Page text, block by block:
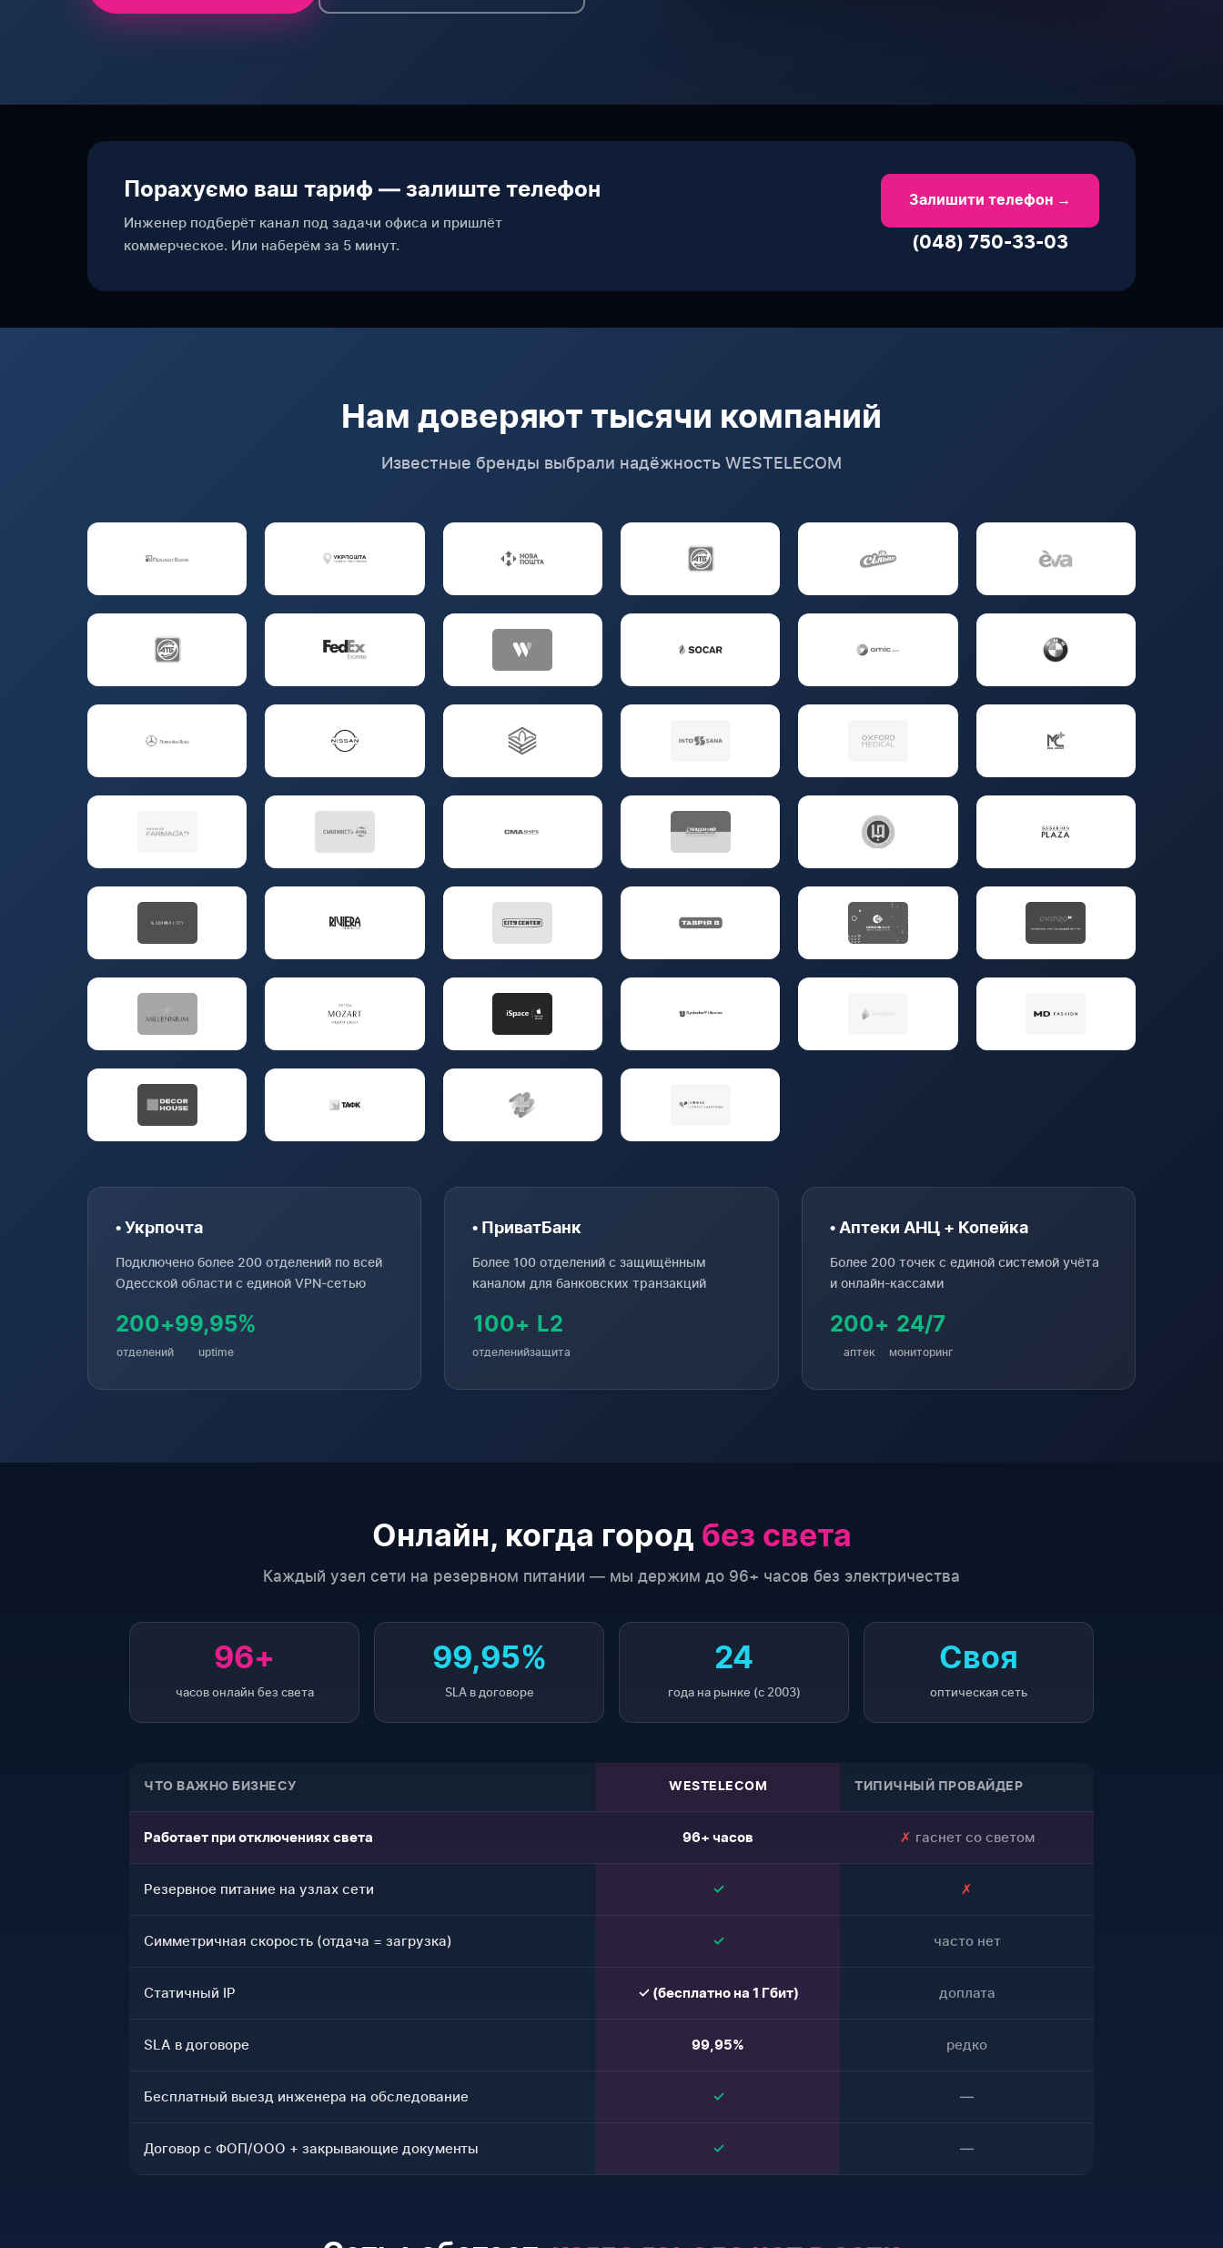
Порахуємо ваш тариф — залиште телефон
Инженер подберёт канал под задачи офиса и пришлёт
коммерческое. Или наберём за 5 минут.
Залишити телефон →
(048) 750-33-03
Нам доверяют тысячи компаний
Известные бренды выбрали надёжность WESTELECOM
• Укрпочта
Подключено более 200 отделений по всей
Одесской области с единой VPN-сетью
200+
отделений
99,95%
uptime
• ПриватБанк
Более 100 отделений с защищённым
каналом для банковских транзакций
100+
отделений
L2
защита
• Аптеки АНЦ + Копейка
Более 200 точек с единой системой учёта
и онлайн-кассами
200+
аптек
24/7
мониторинг
Онлайн, когда город без света
Каждый узел сети на резервном питании — мы держим до 96+ часов без электричества
96+
часов онлайн без света
99,95%
SLA в договоре
24
года на рынке (с 2003)
Своя
оптическая сеть
ЧТО ВАЖНО БИЗНЕСУ WESTELECOM ТИПИЧНЫЙ ПРОВАЙДЕР
Работает при отключениях света 96+ часов ✗ гаснет со светом
Резервное питание на узлах сети ✓ ✗
Симметричная скорость (отдача = загрузка) ✓ часто нет
Статичный IP ✓ (бесплатно на 1 Гбит) доплата
SLA в договоре 99,95% редко
Бесплатный выезд инженера на обследование ✓ —
Договор с ФОП/ООО + закрывающие документы ✓ —